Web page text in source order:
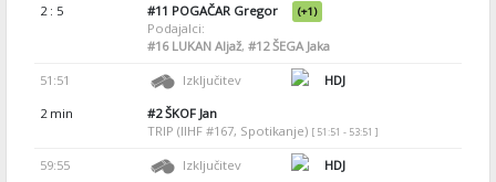
2 : 5
#11 POGAČAR Gregor (+1)
Podajalci:
#16LUKAN Aljaž, #12ŠEGA Jaka
51:51 Izključitev
HDJ
2 min
#2ŠKOF Jan
TRIP (IIHF #167, Spotikanje) [ 51:51 - 53:51 ]
59:55 Izključitev
HDJ